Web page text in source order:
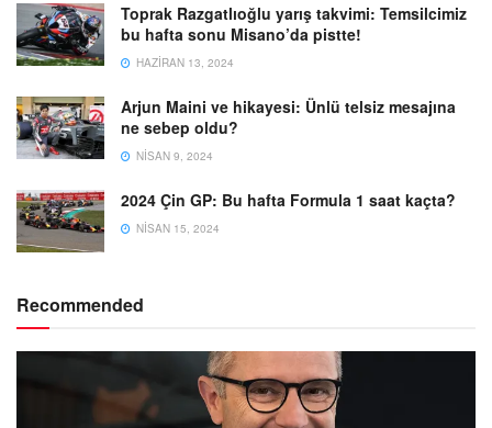
Toprak Razgatlıoğlu yarış takvimi: Temsilcimiz
bu hafta sonu Misano’da pistte!
HAZIRAN 13, 2024
Arjun Maini ve hikayesi: Ünlü telsiz mesajına
ne sebep oldu?
NISAN 9, 2024
2024 Çin GP: Bu hafta Formula 1 saat kaçta?
NISAN 15, 2024
Recommended